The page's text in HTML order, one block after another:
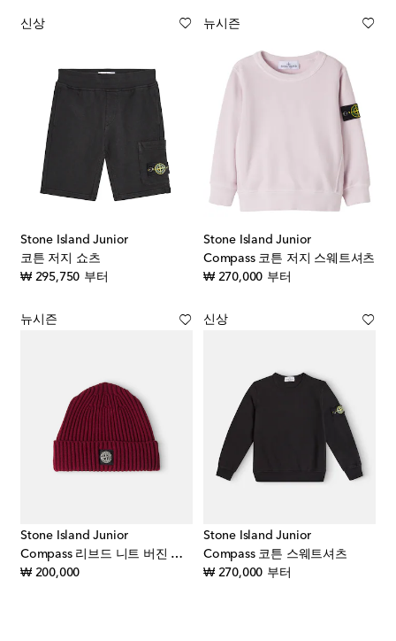
신상
Stone Island Junior
코튼 저지 쇼츠
부터
₩ 295,750 original price
뉴시즌
Stone Island Junior
Compass 코튼 저지 스웨트셔츠
부터
₩ 270,000 original price
뉴시즌
Stone Island Junior
Compass 리브드 니트 버진 울 비니
₩ 200,000original price
신상
Stone Island Junior
Compass 코튼 스웨트셔츠
부터
₩ 270,000